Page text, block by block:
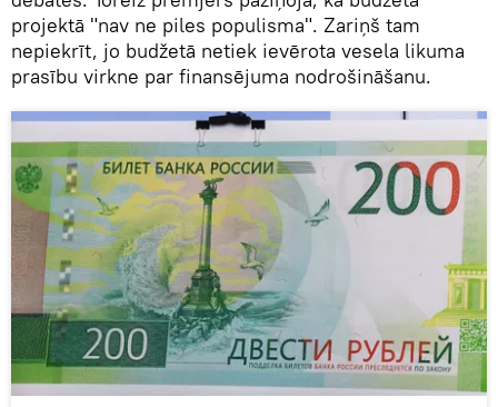
projektā "nav ne piles populisma". Zariņš tam
nepiekrīt, jo budžetā netiek ievērota vesela likuma
prasību virkne par finansējuma nodrošināšanu.